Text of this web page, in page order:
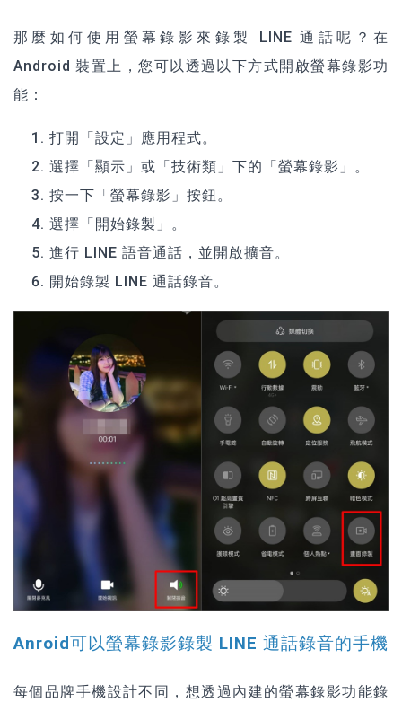
那麼如何使用螢幕錄影來錄製 LINE 通話呢？在
Android 裝置上，您可以透過以下方式開啟螢幕錄影功
能：
打開「設定」應用程式。
選擇「顯示」或「技術類」下的「螢幕錄影」。
按一下「螢幕錄影」按鈕。
選擇「開始錄製」。
進行 LINE 語音通話，並開啟擴音。
開始錄製 LINE 通話錄音。
Anroid可以螢幕錄影錄製 LINE 通話錄音的手機
每個品牌手機設計不同，想透過內建的螢幕錄影功能錄